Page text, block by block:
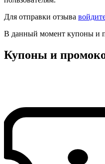
Для отправки отзыва
В данный момент купоны и
Купоны и